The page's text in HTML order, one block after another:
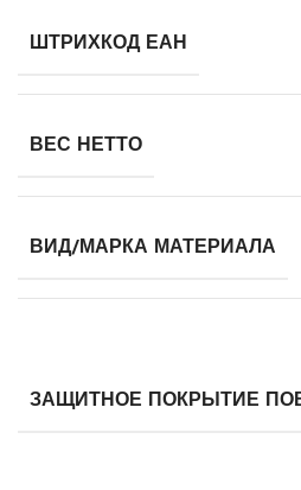
ШТРИХКОД ЕАН
ВЕС НЕТТО
ВИД/МАРКА МАТЕРИАЛА
ЗАЩИТНОЕ ПОКРЫТИЕ